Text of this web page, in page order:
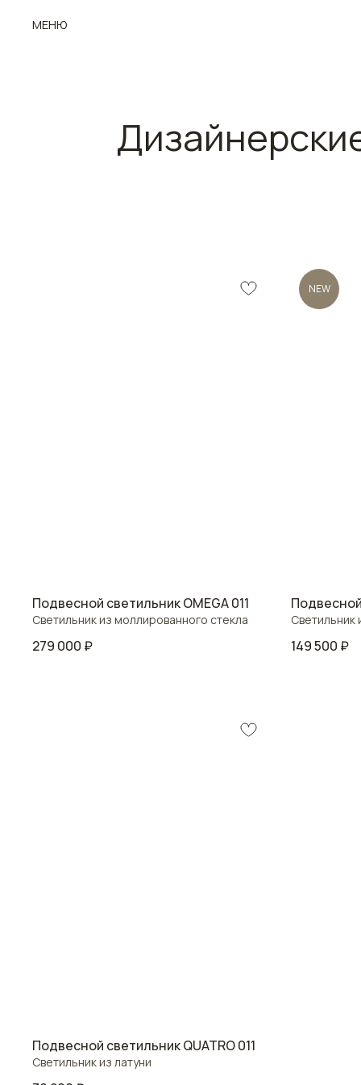
МЕНЮ
Подвесной светильник OMEGA 011
Светильник из моллированного стекла
279 000 ₽
NEW
Светильник
149 500 ₽
Подвесной светильник QUATRO 011
Светильник из латуни